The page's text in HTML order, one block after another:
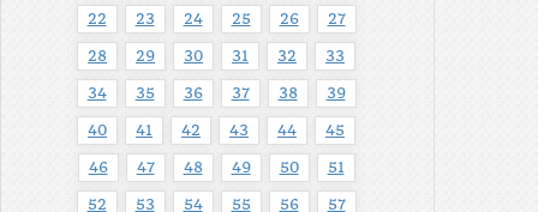
22 23 24 25 26 27
28 29 30 31 32 33
34 35 36 37 38 39
40 41 42 43 44 45
46 47 48 49 50 51
52 53 54 55 56 57